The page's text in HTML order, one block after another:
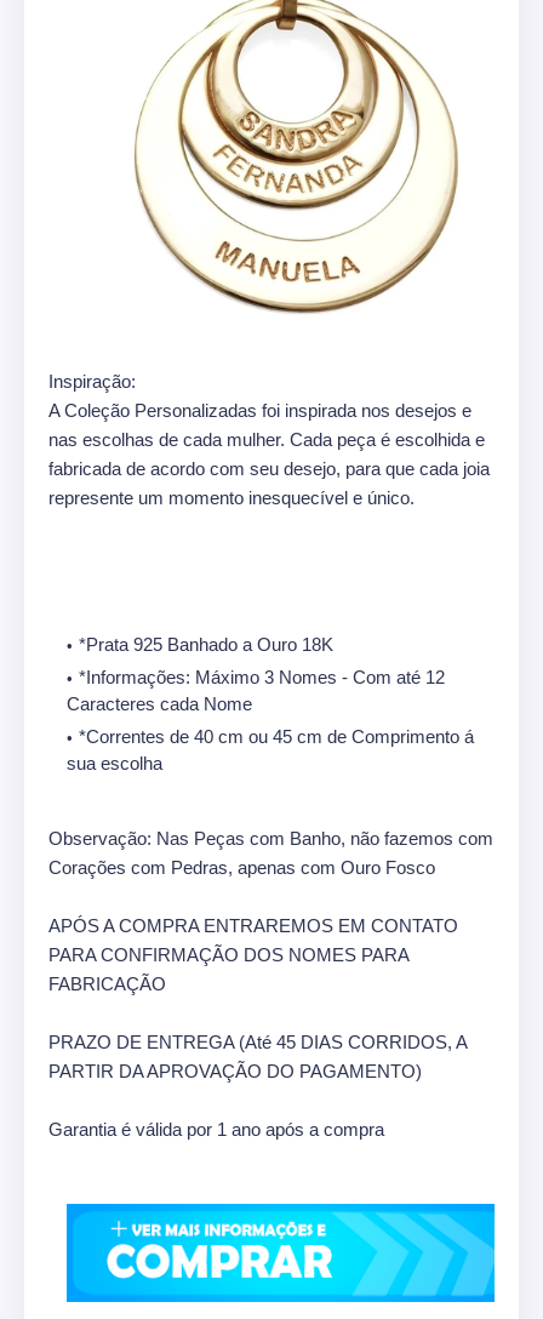
Inspiração:
A Coleção Personalizadas foi inspirada nos desejos e
nas escolhas de cada mulher. Cada peça é escolhida e
fabricada de acordo com seu desejo, para que cada joia
represente um momento inesquecível e único.
*Prata 925 Banhado a Ouro 18K
*Informações: Máximo 3 Nomes - Com até 12
Caracteres cada Nome
*Correntes de 40 cm ou 45 cm de Comprimento á
sua escolha
Observação: Nas Peças com Banho, não fazemos com
Corações com Pedras, apenas com Ouro Fosco
APÓS A COMPRA ENTRAREMOS EM CONTATO
PARA CONFIRMAÇÃO DOS NOMES PARA
FABRICAÇÃO
PRAZO DE ENTREGA (Até 45 DIAS CORRIDOS, A
PARTIR DA APROVAÇÃO DO PAGAMENTO)
Garantia é válida por 1 ano após a compra